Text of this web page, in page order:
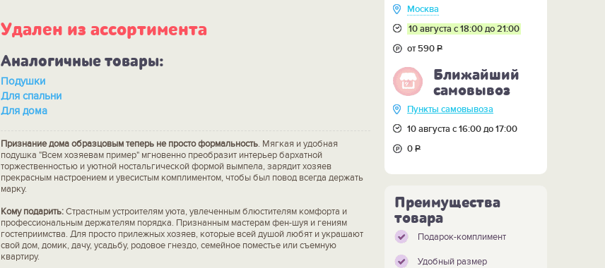
Удален из ассортимента
Аналогичные товары:
Подушки
Для спальни
Для дома
Признание дома образцовым теперь не просто формальность. Мягкая и удобная
подушка "Всем хозяевам пример" мгновенно преобразит интерьер бархатной
торжественностью и уютной ностальгической формой вымпела, зарядит хозяев
прекрасным настроением и увесистым комплиментом, чтобы был повод всегда держать
марку.
Кому подарить:Страстным устроителям уюта, увлеченным блюстителям комфорта и
профессиональным держателям порядка. Признанным мастерам фен-шуя и гениям
гостеприимства. Для просто прилежных хозяев, которые всей душой любят и украшают
свой дом, домик, дачу, усадьбу, родовое гнездо, семейное поместье или съемную
квартиру.
Москва
10 августа с 18:00 до 21:00
от 590Р
Ближайший
самовывоз
Пункты самовывоза
10 августа с 16:00 до 17:00
0Р
Преимущества
товара
Подарок-комплимент
Удобный размер